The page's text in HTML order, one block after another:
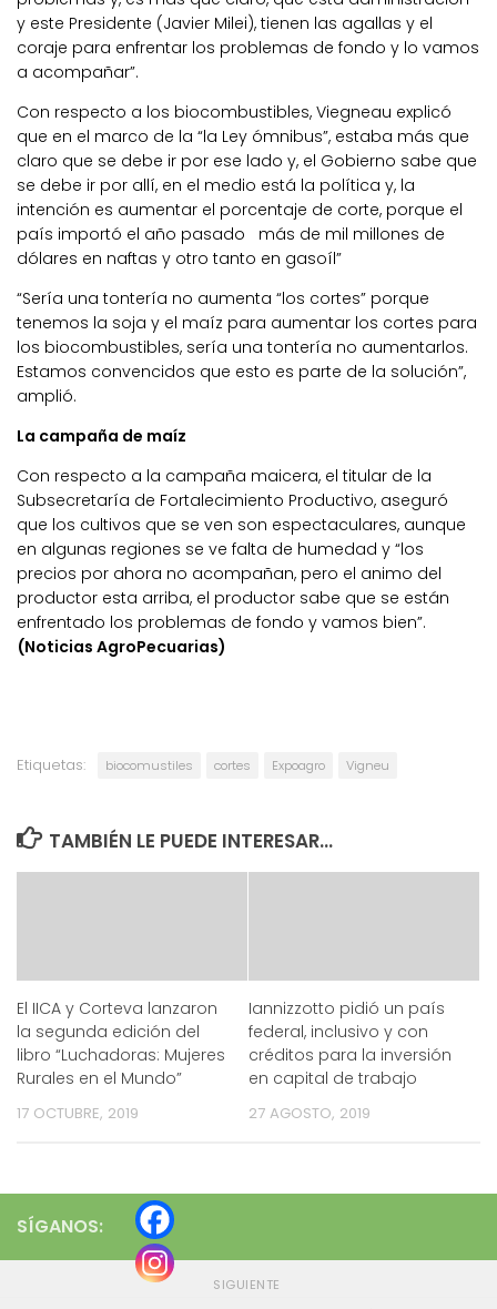
y este Presidente (Javier Milei), tienen las agallas y el
coraje para enfrentar los problemas de fondo y lo vamos
a acompañar”.
Con respecto a los biocombustibles, Viegneau explicó
que en el marco de la “la Ley ómnibus”, estaba más que
claro que se debe ir por ese lado y, el Gobierno sabe que
se debe ir por allí, en el medio está la política y, la
intención es aumentar el porcentaje de corte, porque el
país importó el año pasado más de mil millones de
dólares en naftas y otro tanto en gasoíl”
“Sería una tontería no aumenta “los cortes” porque
tenemos la soja y el maíz para aumentar los cortes para
los biocombustibles, sería una tontería no aumentarlos.
Estamos convencidos que esto es parte de la solución”,
amplió.
La campaña de maíz
Con respecto a la campaña maicera, el titular de la
Subsecretaría de Fortalecimiento Productivo, aseguró
que los cultivos que se ven son espectaculares, aunque
en algunas regiones se ve falta de humedad y “los
precios por ahora no acompañan, pero el animo del
productor esta arriba, el productor sabe que se están
enfrentado los problemas de fondo y vamos bien”.
(Noticias AgroPecuarias)
Etiquetas: biocomustiles cortes Expoagro Vigneu
TAMBIÉN LE PUEDE INTERESAR...
El IICA y Corteva lanzaron
la segunda edición del
libro “Luchadoras: Mujeres
Rurales en el Mundo”
17 OCTUBRE, 2019
Iannizzotto pidió un país
federal, inclusivo y con
créditos para la inversión
en capital de trabajo
27 AGOSTO, 2019
SÍGANOS:
SIGUIENTE